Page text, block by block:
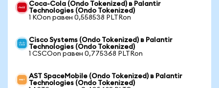
Coca-Cola (Ondo Tokenized) в Palantir
Technologies (Ondo Tokenized)
1 KOon равен 0,558538 PLTRon
Cisco Systems (Ondo Tokenized) в Palantir
Technologies (Ondo Tokenized)
1 CSCOon равен 0,775368 PLTRon
AST SpaceMobile (Ondo Tokenized) в Palantir
Technologies (Ondo Tokenized)